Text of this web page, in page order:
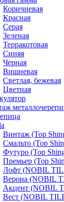
Коричневая
Красная
Серая
Зеленая
Терракотовая
Синяя
Черная
Вишневая
Светлая, бежевая
Цветная
Винтаж (Top
Смальто (Top
Футуро (Top
Премьер (Top
Лофт (NOBIL
Верона (NOBIL
Акцент (NOBIL
Вест (NOBIL